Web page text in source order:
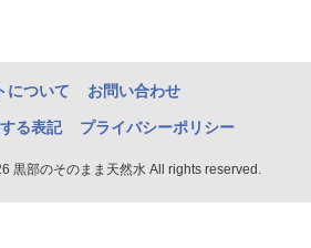
について お問い合わせ
る表記 プライバシーポリシー
黒部のそのまま天然水 All rights reserved.